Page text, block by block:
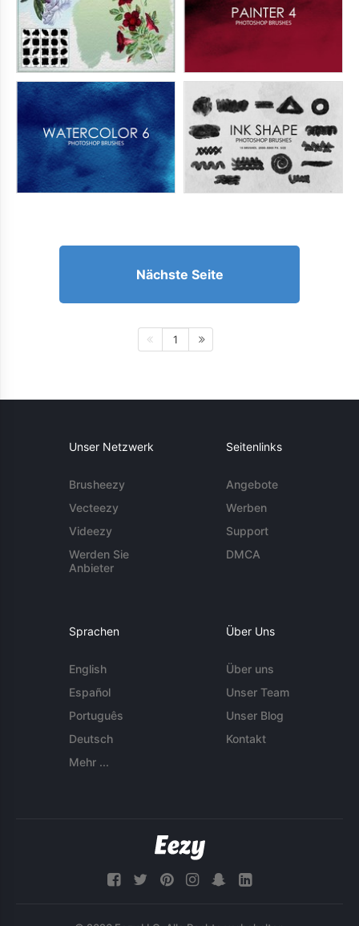
Nächste Seite
1
Unser Netzwerk
Brusheezy
Vecteezy
Videezy
Werden Sie
Anbieter
Seitenlinks
Angebote
Werben
Support
DMCA
Sprachen
English
Español
Português
Deutsch
Mehr ...
Über Uns
Über uns
Unser Team
Unser Blog
Kontakt